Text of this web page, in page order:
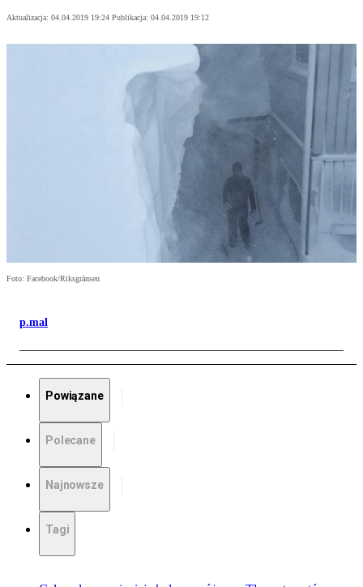
Aktualizacja: 04.04.2019 19:24 Publikacja: 04.04.2019 19:12
Foto: Facebook/Riksgränsen
p.mal
Powiązane
Polecane
Najnowsze
Tagi